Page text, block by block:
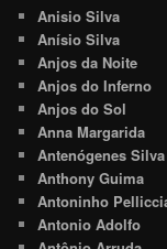
Anisio Silva
Anísio Silva
Anjos da Noite
Anjos do Inferno
Anjos do Sol
Anna Margarida
Antenógenes Silva
Anthony Guima
Antoninho
Antonio Adolfo